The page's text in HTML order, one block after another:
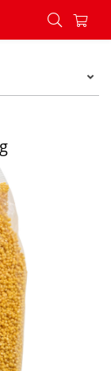
g - Konzum